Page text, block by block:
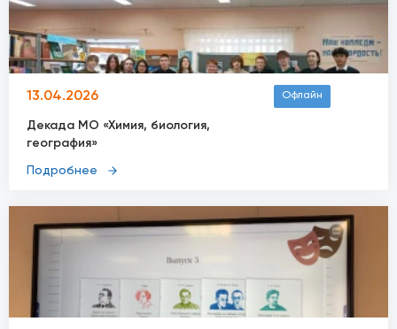
13.04.2026 Офлайн
Декада МО «Химия, биология,
география»
Подробнее